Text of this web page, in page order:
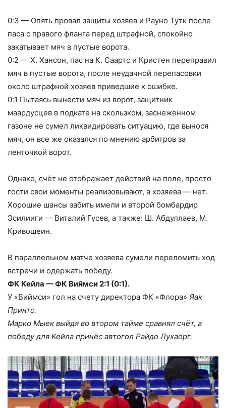
0:3 — Опять провал защиты хозяев и Рауно Тутк после
паса с правого фланга перед штрафной, спокойно
закатывает мяч в пустые ворота.
0:2 — Х. Хансон, пас на К. Саартс и Кристен переправил
мяч в пустые ворота, после неудачной перепасовки
около штрафной хозяев приведшие к ошибке.
0:1 Пытаясь вынести мяч из ворот, защитник
маардусцев в подкате на скользком, заснеженном
газоне не сумел ликвидировать ситуацию, где вынося
мяч, он все же оказался по мнению арбитров за
ленточкой ворот.
Однако, счёт не отображает действий на поле, просто
гости свои моменты реализовывают, а хозяева — нет.
Хорошие шансы забить имели и второй бомбардир
Эсилииги — Виталий Гусев, а также: Ш. Абдуллаев, М.
Кривошеин.
В параллельном матче хозяева сумели переломить ход
встречи и одержать победу.
ФК Кейла — ФК Виймси 2:1 (0:1).
У «Виймси» гол на счету директора ФК «Флора» Яак
Принтс.
Марко Мыек выйдя во втором тайме сравнял счёт, а
победу для Кейла принёс автогол Райдо Лухаорг.